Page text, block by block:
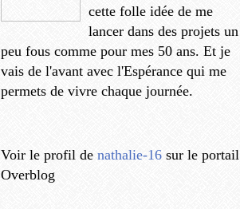
cette folle idée de me
lancer dans des projets un
peu fous comme pour mes 50 ans. Et je
vais de l'avant avec l'Espérance qui me
permets de vivre chaque journée.
Voir le profil de nathalie-16 sur le portail
Overblog